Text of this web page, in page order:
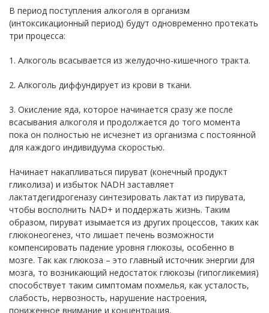
В период поступления алкоголя в организм
(интоксикационный период) будут одновременно протекать
три процесса:
1. Алкоголь всасывается из желудочно-кишечного тракта.
2. Алкоголь диффундирует из крови в ткани.
3. Окисление яда, которое начинается сразу же после
всасывания алкоголя и продолжается до того момента
пока он полностью не исчезнет из организма с постоянной
для каждого индивидуума скоростью.
Начинает накапливаться пируват (конечный продукт
гликолиза) и избыток NADH заставляет
лактатдегидрогеназу синтезировать лактат из пирувата,
чтобы восполнить NAD+ и поддержать жизнь. Таким
образом, пируват изымается из других процессов, таких как
глюконеогенез, что лишает печень возможности
компенсировать падение уровня глюкозы, особенно в
мозге. Так как глюкоза – это главный источник энергии для
мозга, то возникающий недостаток глюкозы (гипогликемия)
способствует таким симптомам похмелья, как усталость,
слабость, нервозность, нарушение настроения,
пониженное внимание и концентрация.